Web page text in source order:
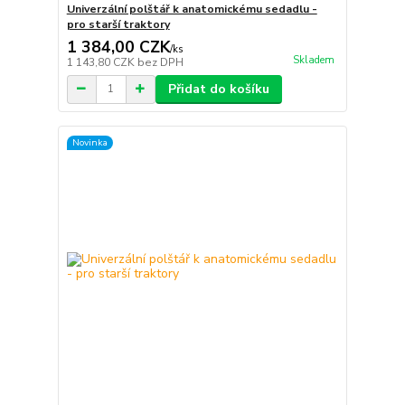
Univerzální polštář k anatomickému sedadlu -
pro starší traktory
1 384,00 CZK/ks
1 143,80 CZK bez DPH Skladem
Přidat do košíku
Novinka